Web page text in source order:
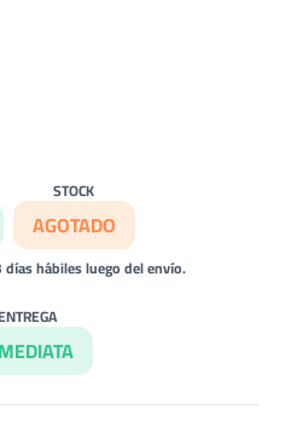
STOCK
AGOTADO
hábiles luego del envío.